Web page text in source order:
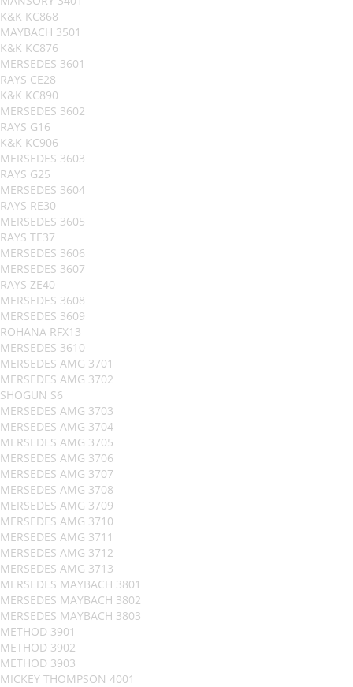
K&K KC868
MAYBACH 3501
K&K KC876
MERSEDES 3601
RAYS CE28
K&K KC890
MERSEDES 3602
RAYS G16
K&K KC906
MERSEDES 3603
RAYS G25
MERSEDES 3604
RAYS RE30
MERSEDES 3605
RAYS TE37
MERSEDES 3606
MERSEDES 3607
RAYS ZE40
MERSEDES 3608
MERSEDES 3609
ROHANA RFX13
MERSEDES 3610
MERSEDES AMG 3701
MERSEDES AMG 3702
SHOGUN S6
MERSEDES AMG 3703
MERSEDES AMG 3704
MERSEDES AMG 3705
MERSEDES AMG 3706
MERSEDES AMG 3707
MERSEDES AMG 3708
MERSEDES AMG 3709
MERSEDES AMG 3710
MERSEDES AMG 3711
MERSEDES AMG 3712
MERSEDES AMG 3713
MERSEDES MAYBACH 3801
MERSEDES MAYBACH 3802
MERSEDES MAYBACH 3803
METHOD 3901
METHOD 3902
METHOD 3903
MICKEY THOMPSON 4001